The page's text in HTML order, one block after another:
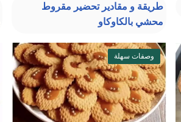
طريقة و مقادير تحضير مقروط
محشي بالكاوكاو
وصفات سهلة